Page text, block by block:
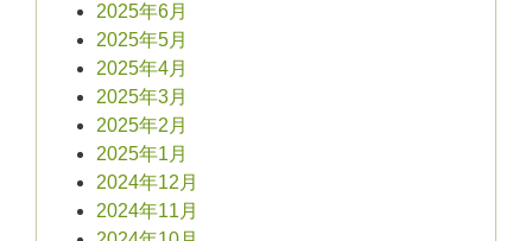
2025年6月
2025年5月
2025年4月
2025年3月
2025年2月
2025年1月
2024年12月
2024年11月